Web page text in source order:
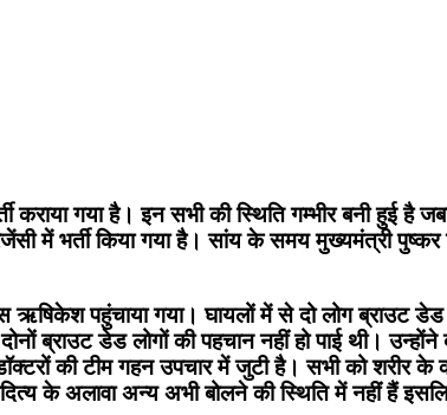
गया है। इन सभी की स्थिति गम्भीर बनी हुई है
में भर्ती किया गया है। सांय के समय मुख्यमंत्री पुष्कर
ऋषिकेश पहुंचाया गया। घायलों में से दो लोग ब्राउट डेड
ब्राउट डेड लोगों की पहचान नहीं हो पाई थी। उन्होंने
की टीम गहन उपचार में जुटी है। सभी को शरीर के
के अलावा अन्य अभी बोलने की स्थिति में नहीं हैं